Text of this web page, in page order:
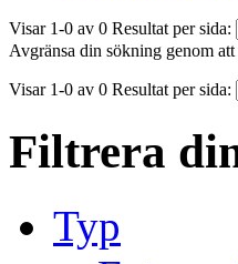
Visar 1-0 av 0 Resultat per sida:
Avgränsa din sökning genom
Visar 1-0 av 0 Resultat per sida:
Filtrera
Typ